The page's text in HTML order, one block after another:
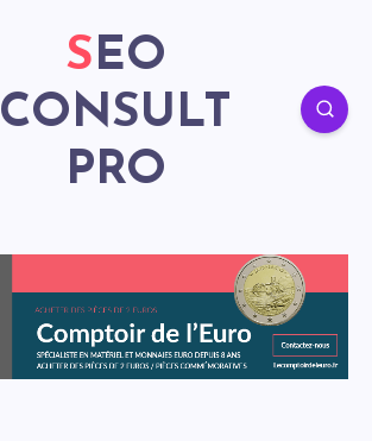
SEO
CONSULT
PRO